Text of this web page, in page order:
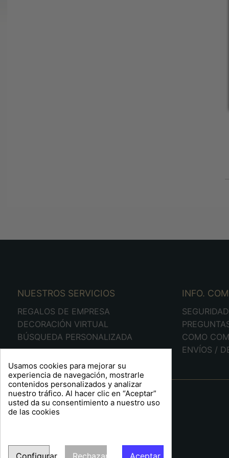
NUESTROS SERVICIOS
REGALOS DE EMPRESA
DECORACIÓN VIRTUAL
BÚSQUEDA PERSONALIZADA
INFO.
SEGURIDAD
COMO
ENVÍOS /
A R T S F I T É
Plaça Barcelona, 6
Tel:93 711 89 01
Usamos cookies para mejorar su
experiencia de navegación, mostrarle
contenidos personalizados y analizar
nuestro tráfico. Al hacer clic en “Aceptar”
usted da su consentimiento a nuestro uso
de las cookies
Configurar Rechazar Aceptar